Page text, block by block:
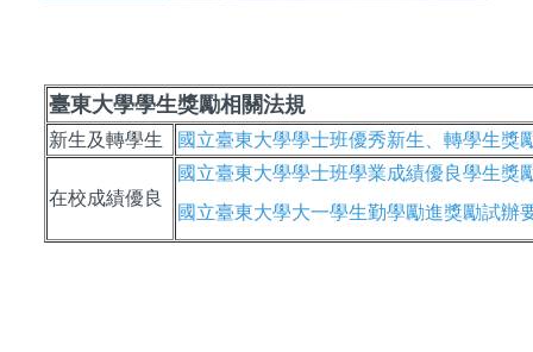
臺東大學學生獎勵相關法規
新生及轉學生 國立臺東大學學士班優秀新生、轉學生獎
在校成績優良
國立臺東大學學士班學業成績優良學生獎
國立臺東大學大一學生勤學勵進獎勵試辦